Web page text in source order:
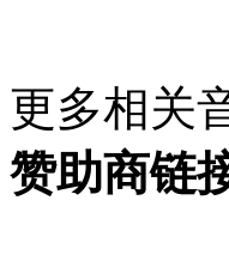
更多相关
赞助商链